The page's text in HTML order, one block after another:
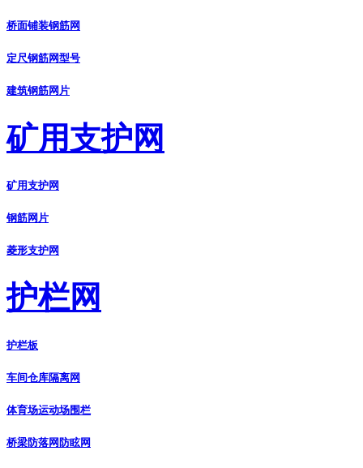
桥面铺装钢筋网
定尺钢筋网型号
建筑钢筋网片
矿用支护网
矿用支护网
钢筋网片
菱形支护网
护栏网
护栏板
车间仓库隔离网
体育场运动场围栏
桥梁防落网防眩网